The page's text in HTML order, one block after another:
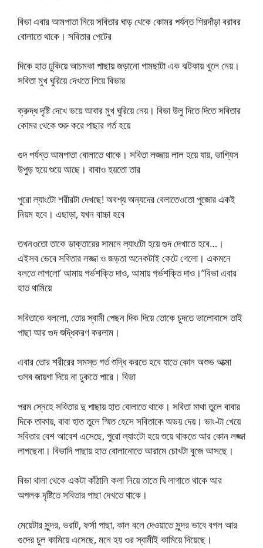
বিভা এবার আমপাতা নিয়ে সবিতার ঘাড় থেকে কোমর পর্যন্ত শিরদাঁড়া বরাবর
বোলাতে থাকে। সবিতার পেটের
দিকে হাত ঢুকিয়ে আচমকা পাছায় জড়ানো গামছাটা এক ঝটকায় খুলে নেয়।
সবিতা মুখ ঘুরিয়ে দেখতে গিয়ে বিভার
ক্রুদ্ধ দৃষ্টি দেখে ভয়ে আবার মুখ ঘুরিয়ে নেয়। বিভা উলু দিতে দিতে সবিতার
কোমর থেকে শুরু করে পাছার গর্ত হয়ে
গুদ পর্যন্ত আমপাতা বোলাতে থাকে। সবিতা লজ্জায় লাল হয়ে যায়, ভাগ্যিস
উপুড় হয়ে শুয়ে আছে। বাবাও হয়তো তার
পুরো ল্যাংটো শরীরটা দেখছে! অবশ্য অন্যদের বেলাতেওতো পূজোর একই
নিয়ম হবে। এছাড়া, যখন বাচ্চা হবে
তখনওতো তাকে ডাক্তারের সামনে ল্যাংটো হয়ে গুদ দেখাতে হবে…।
এইসব ভেবে সবিতার লজ্জা ও জড়তা অনেকটাই কেটে গেলো। একমনে
বলতে লাগলো’ আমায় গর্ভশক্তি দাও, আমায় গর্ভশক্তি দাও।”বিভা এবার
হাত থামিয়ে
সবিতাকে বললো, তোর স্বামী পেছন দিক দিয়ে তোকে চুদতে ভালোবাসে তাই
পাছা আর গুদ শুদ্ধিকরণ করলাম।
এবার তোর শরীরের সমস্ত গর্ত শুদ্ধি করতে হবে যাতে কোন অশুভ আত্মা
ওসব জায়গা দিয়ে না ঢুকতে পারে। বিভা
পরম স্নেহে সবিতার দু পাছায় হাত বোলাতে থাকে। সবিতা মাথা তুলে বাবার
দিকে তাকায়, বাবা হাত তুলে স্মিত হেসে সবিতাকে অভয় দেয়। ভাং-টা খেয়ে
সবিতার বেশ আবেশ এসেছে, পুরো ল্যাংটো হয়ে শুয়ে থাকতে আর কোন লজ্জা
লাগছেনা। বিভাদি পাছায় হাত বোলানোতে আরামে চোখটা বুজে আসছে।
বিভা থালা থেকে একটা কাঁঠালি কলা নিয়ে তাতে ঘি লাগাতে থাকে আর
অপলক দৃষ্টিতে সবিতার পাছা দেখতে থাকে।
মেয়েটার সুন্দর, ভরাট, ফর্সা পাছা, কাল বলে দেওয়াতে সুন্দর ভাবে বগল আর
গুদের চুল কামিয়ে এসেছে, মনে হয় ওর স্বামীই কামিয়ে দিয়েছে।